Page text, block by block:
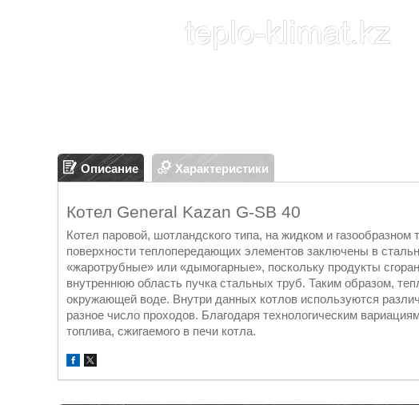
Описание Характеристики
Котел General Kazan G-SB 40
Котел паровой, шотландского типа, на жидком и газообразном
поверхности теплопередающих элементов заключены в
«жаротрубные» или «дымогарные», поскольку продукты
внутреннюю область пучка стальных труб. Таким образом,
окружающей воде. Внутри данных котлов используются
разное число проходов. Благодаря технологическим
топлива, сжигаемого в печи котла.